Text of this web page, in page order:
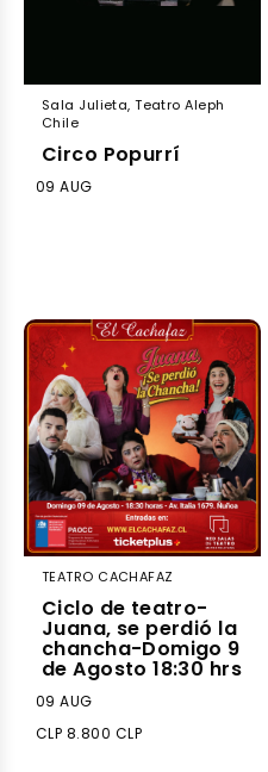
Sala Julieta, Teatro Aleph
Chile
Circo Popurrí
09 AUG
TEATRO CACHAFAZ
Ciclo de teatro-
Juana, se perdió la
chancha-Domigo 9
de Agosto 18:30 hrs
09 AUG
CLP 8.800 CLP